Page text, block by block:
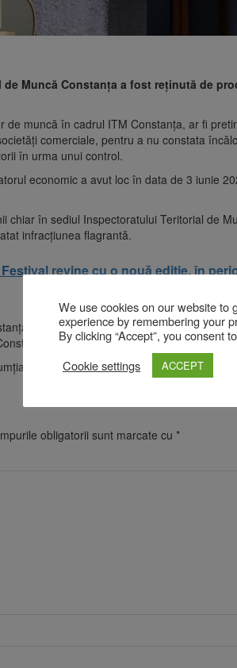
Muncă Constanța a fost reținută de
de muncă în cadrul ITM Constanța, ar fi
comerciale, pentru a nu constata
în urma unui control.
economic a avut loc în data de 3 iunie
chiar în sediul Inspectoratului Teritorial de
infracțiunea flagrantă.
revine cu o nouă ediție, în
au dispus reținerea femeii pentru 24 de
cu propunere de arestare
de nevinovăție până la pronunțarea unei
obligatorii sunt marcate cu *
We use cookies on our website to
experience by remembering your
By clicking “Accept”, you consent
Cookie settings
ACCEPT